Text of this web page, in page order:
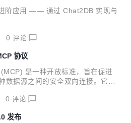
阶应用 —— 通过 Chat2DB 实现与
0 评论
协议
是一种开放标准，旨在促进
数据源之间的安全双向连接。它为
要为每个数据源定制集成的复杂做
0 评论
发布